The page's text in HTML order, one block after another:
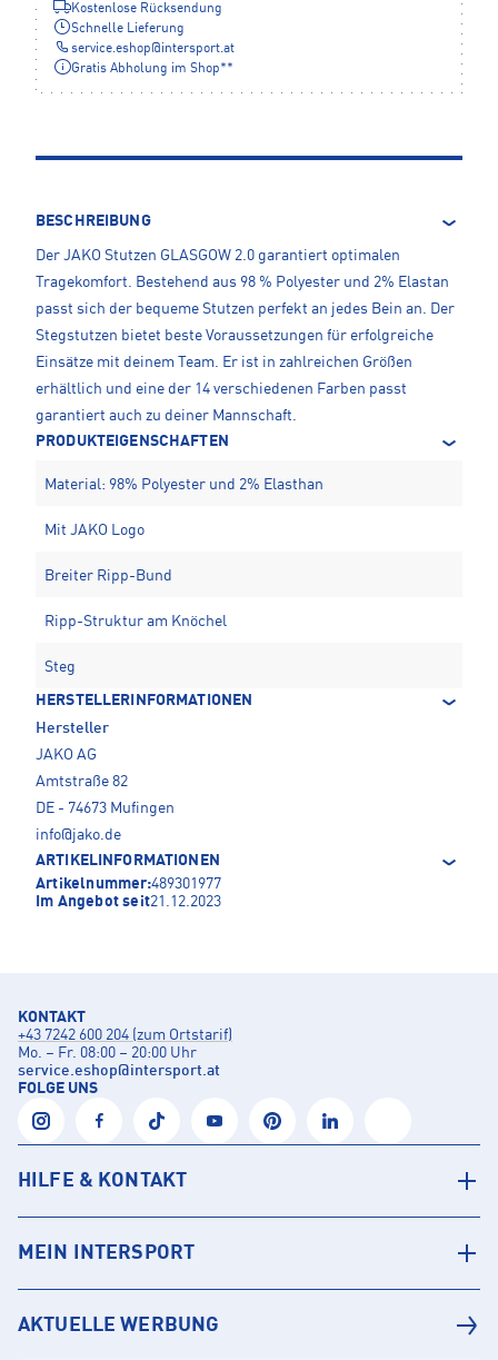
Kostenlose Rücksendung
Schnelle Lieferung
service.eshop@intersport.at
Gratis Abholung im Shop**
BESCHREIBUNG
Der JAKO Stutzen GLASGOW 2.0 garantiert optimalen
Tragekomfort. Bestehend aus 98 % Polyester und 2% Elastan
passt sich der bequeme Stutzen perfekt an jedes Bein an. Der
Stegstutzen bietet beste Voraussetzungen für erfolgreiche
Einsätze mit deinem Team. Er ist in zahlreichen Größen
erhältlich und eine der 14 verschiedenen Farben passt
garantiert auch zu deiner Mannschaft.
PRODUKTEIGENSCHAFTEN
Material: 98% Polyester und 2% Elasthan
Mit JAKO Logo
Breiter Ripp-Bund
Ripp-Struktur am Knöchel
Steg
HERSTELLERINFORMATIONEN
Hersteller
JAKO AG
Amtstraße 82
DE - 74673 Mufingen
info@jako.de
ARTIKELINFORMATIONEN
Artikelnummer:489301977
Im Angebot seit21.12.2023
KONTAKT
+43 7242 600 204 (zum Ortstarif)
Mo. – Fr. 08:00 – 20:00 Uhr
service.eshop@intersport.at
FOLGE UNS
HILFE & KONTAKT
MEIN INTERSPORT
AKTUELLE WERBUNG